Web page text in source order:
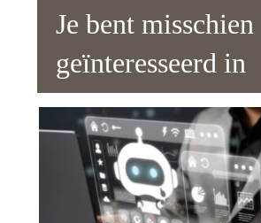
Je bent
geïnteresseerd in